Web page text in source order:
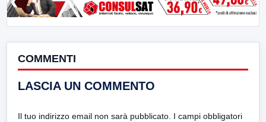
COMMENTI
LASCIA UN COMMENTO
Il tuo indirizzo email non sarà pubblicato. I campi obbligatori